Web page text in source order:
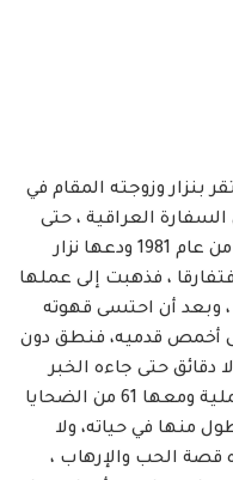
أن استقر بنزار وزوجته المقام في
العراقية ، حتى
كان الخامس عشر من الشهر الأخير من عام 1981 ودعها نزار
، فذهبت إلى عملها
، وبعد أن احتسى قهوته
أخمص قدميه، فنطق دون
دقائق حتى جاءه الخبر
ينعي له محبوبته التي قتلت في العملية ومعها 61 من الضحايا
منها في حياته، ولا
قصة الحب والإرهاب ،